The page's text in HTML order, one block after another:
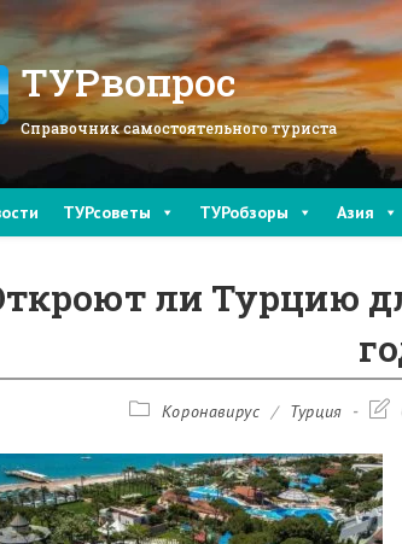
ТУРвопрос
Справочник самостоятельного туриста
ТУРсоветы ТУРобзоры Азия
ли Турцию
РубрикаКоронавирус / Турция